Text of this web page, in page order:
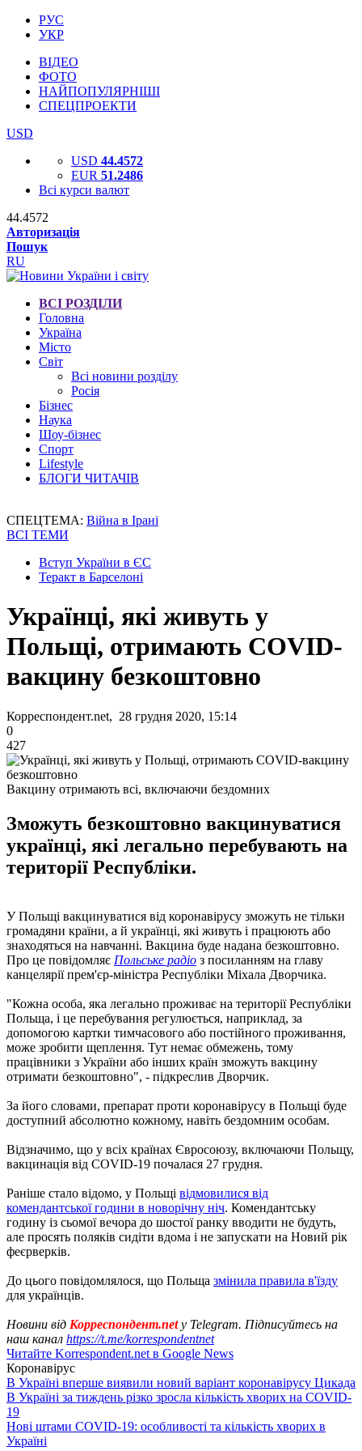
РУС
УКР
ВІДЕО
ФОТО
НАЙПОПУЛЯРНІШІ
СПЕЦПРОЕКТИ
USD
USD 44.4572
EUR 51.2486
Всі курси валют
44.4572
Авторизація
Пошук
RU
ВСІ РОЗДІЛИ
Головна
Україна
Місто
Світ
Всі новини розділу
Росія
Бізнес
Наука
Шоу-бізнес
Спорт
Lifestyle
БЛОГИ ЧИТАЧІВ
СПЕЦТЕМА: Війна в Ірані
ВСІ ТЕМИ
Вступ України в ЄС
Теракт в Барселоні
Українці, які живуть у
Польщі, отримають COVID-
вакцину безкоштовно
Корреспондент.net, 28 грудня 2020, 15:14
0
427
Вакцину отримають всі, включаючи бездомних
Зможуть безкоштовно вакцинуватися
українці, які легально перебувають на
території Республіки.
У Польщі вакцинуватися від коронавірусу зможуть не тільки
громадяни країни, а й українці, які живуть і працюють або
знаходяться на навчанні. Вакцина буде надана безкоштовно.
Про це повідомляє Польське радіо з посиланням на главу
канцелярії прем'єр-міністра Республіки Міхала Дворчика.
"Кожна особа, яка легально проживає на території Республіки
Польща, і це перебування регулюється, наприклад, за
допомогою картки тимчасового або постійного проживання,
може зробити щеплення. Тут немає обмежень, тому
працівники з України або інших країн зможуть вакцину
отримати безкоштовно", - підкреслив Дворчик.
За його словами, препарат проти коронавірусу в Польщі буде
доступний абсолютно кожному, навіть бездомним особам.
Відзначимо, що у всіх країнах Євросоюзу, включаючи Польщу,
вакцинація від COVID-19 почалася 27 грудня.
Раніше стало відомо, у Польщі відмовилися від
комендантської години в новорічну ніч. Комендантську
годину із сьомої вечора до шостої ранку вводити не будуть,
але просять поляків сидіти вдома і не запускати на Новий рік
феєрверків.
До цього повідомлялося, що Польща змінила правила в'їзду
для українців.
Новини від Корреспондент.netу Telegram. Підписуйтесь на
наш канал https://t.me/korrespondentnet
Читайте Korrespondent.net в Google News
Коронавірус
В Україні вперше виявили новий варіант коронавірусу Цикада
В Україні за тиждень різко зросла кількість хворих на COVID-
19
Нові штами COVID-19: особливості та кількість хворих в
Україні